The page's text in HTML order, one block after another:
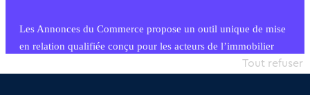
Les Annonces du Commerce propose un outil unique de mise
en relation qualifiée conçu pour les acteurs de l’immobilier
commercial et les collectivités territoriales, simple et intégrant
Tout refuser